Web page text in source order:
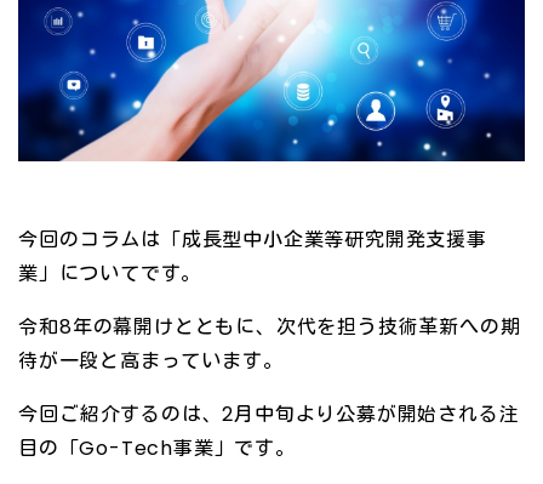
今回のコラムは「成長型中小企業等研究開発支援事
業」についてです。
令和8年の幕開けとともに、次代を担う技術革新への期
待が一段と高まっています。
今回ご紹介するのは、2月中旬より公募が開始される注
目の「Go-Tech事業」です。